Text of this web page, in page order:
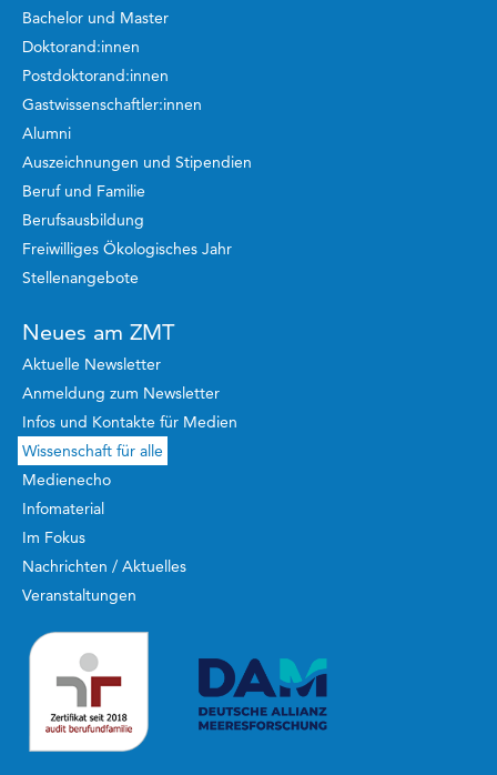
Bachelor und Master
Doktorand:innen
Postdoktorand:innen
Gastwissenschaftler:innen
Alumni
Auszeichnungen und Stipendien
Beruf und Familie
Berufsausbildung
Freiwilliges Ökologisches Jahr
Stellenangebote
Neues am ZMT
Aktuelle Newsletter
Anmeldung zum Newsletter
Infos und Kontakte für Medien
Wissenschaft für alle
Medienecho
Infomaterial
Im Fokus
Nachrichten / Aktuelles
Veranstaltungen